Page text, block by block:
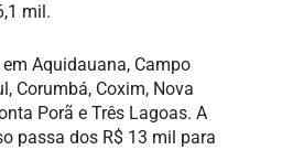
mil.
Aquidauana, Campo
Corumbá, Coxim, Nova
Porã e Três Lagoas. A
passa dos R$ 13 mil para